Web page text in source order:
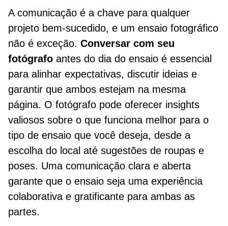
A comunicação é a chave para qualquer
projeto bem-sucedido, e um ensaio fotográfico
não é exceção. Conversar com seu
fotógrafo antes do dia do ensaio é essencial
para alinhar expectativas, discutir ideias e
garantir que ambos estejam na mesma
página. O fotógrafo pode oferecer insights
valiosos sobre o que funciona melhor para o
tipo de ensaio que você deseja, desde a
escolha do local até sugestões de roupas e
poses. Uma comunicação clara e aberta
garante que o ensaio seja uma experiência
colaborativa e gratificante para ambas as
partes.